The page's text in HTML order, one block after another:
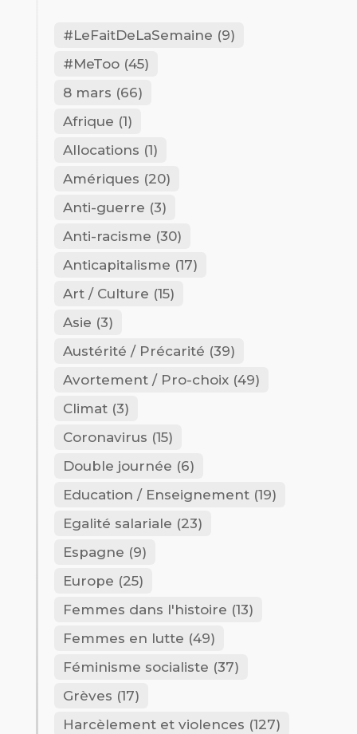
#LeFaitDeLaSemaine (9)
#MeToo(45)
8 mars (66)
Afrique (1)
Allocations (1)
Amériques (20)
Anti-guerre (3)
Anti-racisme (30)
Anticapitalisme (17)
Art / Culture (15)
Asie (3)
Austérité / Précarité (39)
Avortement / Pro-choix(49)
Climat(3)
Coronavirus (15)
Double journée (6)
Education / Enseignement(19)
Egalité salariale (23)
Espagne (9)
Europe (25)
Femmes dans l'histoire (13)
Femmes en lutte (49)
Féminisme socialiste (37)
Grèves (17)
Harcèlement et violences (127)